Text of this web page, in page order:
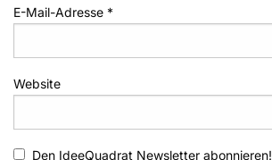
E-Mail-Adresse *
Website
Den IdeeQuadrat Newsletter abonnieren!